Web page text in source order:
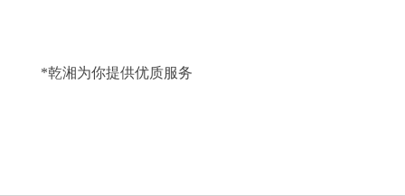
*乾湘为你提供优质服务